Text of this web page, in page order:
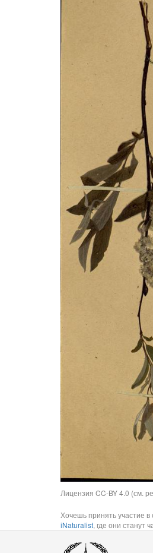
Лицензия CC-BY 4.0 (см.
Хочешь принять участие
iNaturalist, где они станут